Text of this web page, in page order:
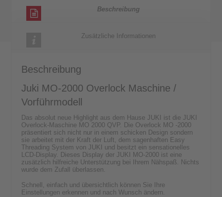
Beschreibung
Zusätzliche Informationen
Beschreibung
Juki MO-2000 Overlock Maschine /
Vorführmodell
Das absolut neue Highlight aus dem Hause JUKI ist die JUKI
Overlock-Maschine MO 2000 QVP. Die Overlock MO -2000
präsentiert sich nicht nur in einem schicken Design sondern
sie arbeitet mit der Kraft der Luft, dem sagenhaften Easy
Threading System von JUKI und besitzt ein sensationelles
LCD-Display. Dieses Display der JUKI MO-2000 ist eine
zusätzlich hilfreiche Unterstützung bei Ihrem Nähspaß. Nichts
wurde dem Zufall überlassen.
Schnell, einfach und übersichtlich können Sie Ihre
Einstellungen erkennen und nach Wunsch ändern.